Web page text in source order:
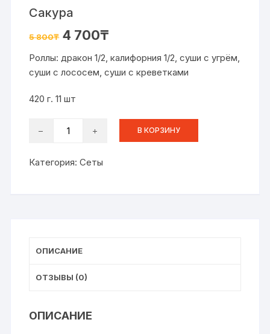
Сакура
5 800₸ 4 700₸
Роллы: дракон 1/2, калифорния 1/2, суши с угрём,
суши с лососем, суши с креветками
420 г. 11 шт
Количество
В КОРЗИНУ
Категория:Сеты
ОПИСАНИЕ
ОТЗЫВЫ (0)
ОПИСАНИЕ